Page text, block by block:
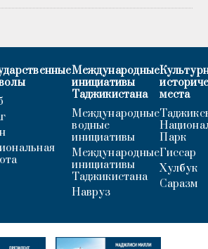
Международные
инициативы
Таджикистана
Международные
водные
инициативы
Международные
инициативы
Таджикистана
Навруз
места
Парк
Гиссар
Хулбук
Саразм